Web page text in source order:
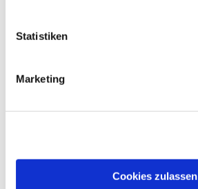
Statistiken
Marketing
Cookies zulassen